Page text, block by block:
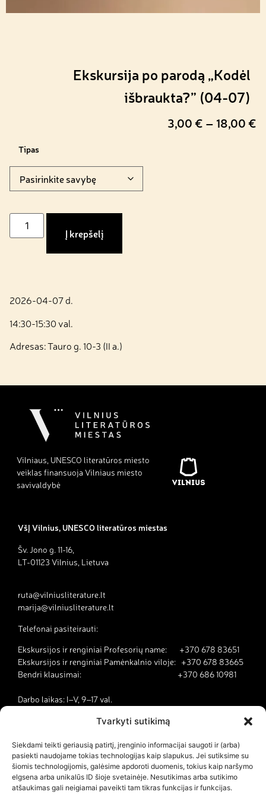
Tvarkyti sutikimą
Siekdami teikti geriausią patirtį, įrenginio informacijai saugoti ir (arba)
pasiekti naudojame tokias technologijas kaip slapukus. Jei sutiksime su
šiomis technologijomis, galėsime apdoroti duomenis, tokius kaip naršymo
elgsena arba unikalūs ID šioje svetainėje. Nesutikimas arba sutikimo
atšaukimas gali neigiamai paveikti tam tikras funkcijas ir funkcijas.
Ekskursija po parodą „Kodėl
išbraukta?” (04-07)
3,00€ – 18,00€
Tipas
Į krepšelį
2026-04-07 d.
14:30-15:30 val.
Adresas: Tauro g. 10-3 (II a.)
Vilniaus, UNESCO literatūros miesto
veiklas finansuoja Vilniaus miesto
savivaldybė
VšĮ Vilnius, UNESCO literatūros miestas
Šv. Jono g. 11-16,
LT-01123 Vilnius, Lietuva
ruta@vilniusliterature.lt
marija@vilniusliterature.lt
Telefonai pasiteirauti:
Ekskursijos ir renginiai Profesorių name: +370 678 83651
Ekskursijos ir renginiai Pamėnkalnio viloje: +370 678 83665
Bendri klausimai: +370 686 10981
Darbo laikas: I–V, 9–17 val.
Kodėl Vilnius yra literatūros miestas?
Kontaktai
Dokumentai